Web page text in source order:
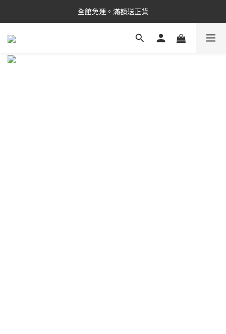
新品上市✨PDRN抗老精華
全館免運。滿額送正貨
新品上市✨PDRN抗老精華